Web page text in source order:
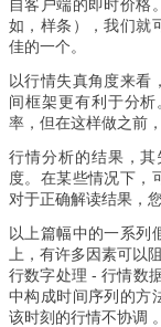
自客户端的即时价格
如，样条），我们就
佳的一个。
以行情失真角度来看
间框架更有利于分
率，但在这样做之前
行情分析的结果，
度。在某些情况下，
对于正确解读结果，
以上篇幅中的一系列
上，有许多因素可以
行数字处理 - 行情数
中构成时间序列的方
该时刻的行情不协调 。